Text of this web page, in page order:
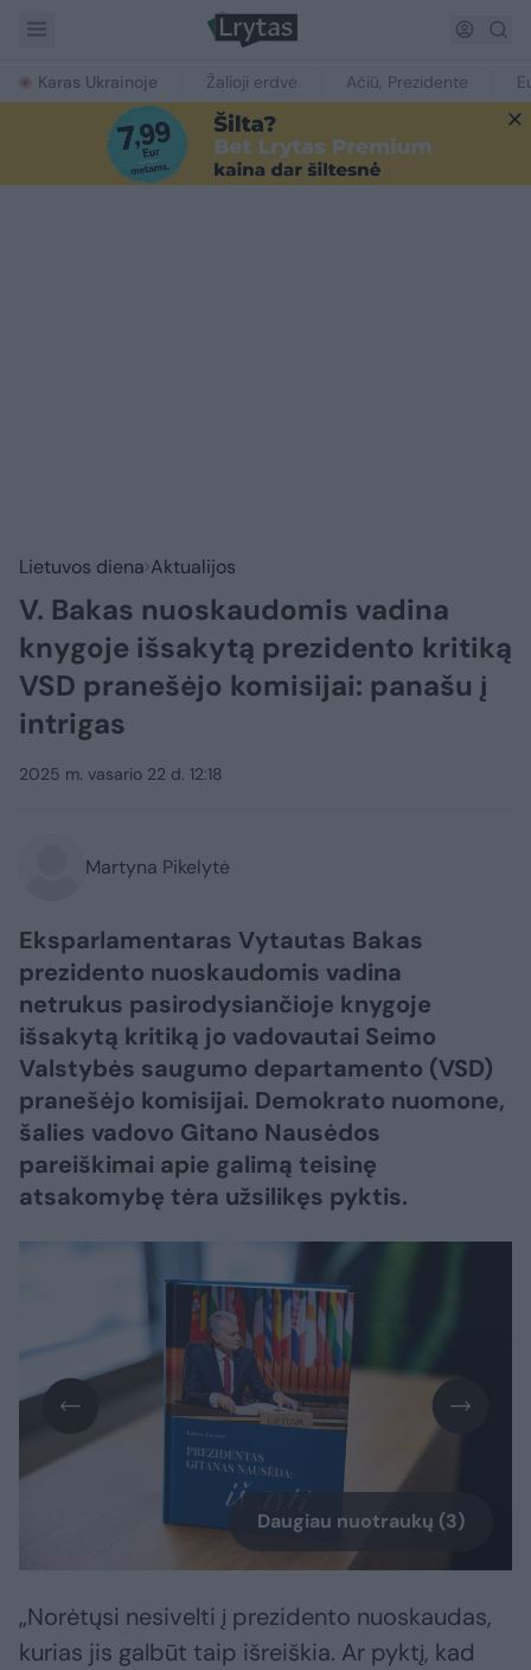
Karas Ukrainoje Žalioji erdvė Ačiū, Prezidente
Lietuvos diena Aktualijos
V. Bakas nuoskaudomis vadina
knygoje išsakytą prezidento kritiką
VSD pranešėjo komisijai: panašu į
intrigas
2025 m. vasario 22 d. 12:18
Martyna Pikelytė
Eksparlamentaras Vytautas Bakas
prezidento nuoskaudomis vadina
netrukus pasirodysiančioje knygoje
išsakytą kritiką jo vadovautai Seimo
Valstybės saugumo departamento (VSD)
pranešėjo komisijai. Demokrato nuomone,
šalies vadovo Gitano Nausėdos
pareiškimai apie galimą teisinę
atsakomybę tėra užsilikęs pyktis.
Daugiau nuotraukų (3)
„Norėtųsi nesivelti į prezidento nuoskaudas,
kurias jis galbūt taip išreiškia. Ar pyktį, kad